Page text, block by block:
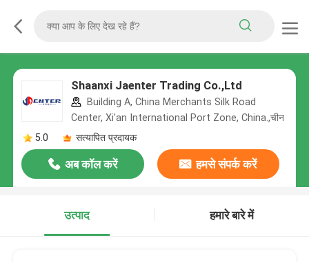
Shaanxi Jaenter Trading Co.,Ltd
Building A, China Merchants Silk Road
Center, Xi'an International Port Zone, China.,चीन
5.0
सत्यापित प्रदायक
अब कॉल करें हमसे संपर्क करें
उत्पाद हमारे बारे में